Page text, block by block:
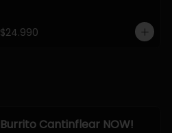
palta, cubierto con topping de
chimichurri de la casa flambeado.
$24.990
Burrito Cantinflear NOW!